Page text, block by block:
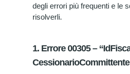
degli errori più frequenti e le
risolverli.
1. Errore 00305 –